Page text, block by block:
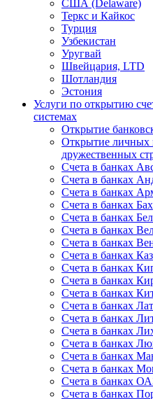
США (Delaware)
Теркс и Кайкос
Турция
Узбекистан
Уругвай
Швейцария, LTD
Шотландия
Эстония
Услуги по открытию
системах
Открытие
Открытие личных
дружественных
Счета в банках
Счета в банках
Счета в банках
Счета в банках
Счета в банках
Счета в банках
Счета в банках
Счета в банках
Счета в банках
Счета в банках
Счета в банках
Счета в банках
Счета в банках
Счета в банках
Счета в банках
Счета в банках
Счета в банках
Счета в банках
Счета в банках